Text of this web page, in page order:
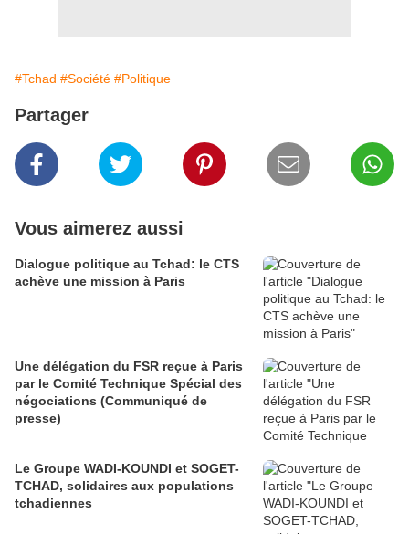
#Tchad #Société #Politique
Partager
Vous aimerez aussi
Dialogue politique au Tchad: le CTS
achève une mission à Paris
Une délégation du FSR reçue à Paris
par le Comité Technique Spécial des
négociations (Communiqué de
presse)
Le Groupe WADI-KOUNDI et SOGET-
TCHAD, solidaires aux populations
tchadiennes